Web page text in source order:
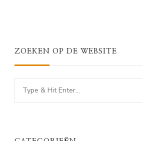
ZOEKEN OP DE WEBSITE
Looking
for